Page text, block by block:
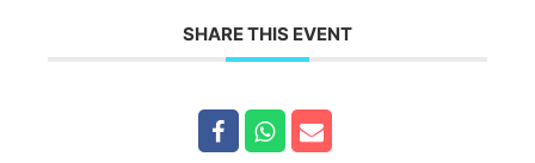
SHARE THIS EVENT